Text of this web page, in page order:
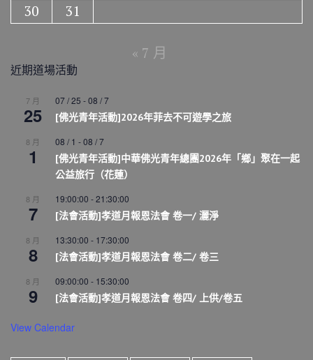
30
31
« 7 月
近期道場活動
7 月
25
07 / 25 -08 / 7
[佛光青年活動]2026年菲去不可遊學之旅
8 月
1
08 / 1 -08 / 7
[佛光青年活動]中華佛光青年總團2026年「鄉」聚在一起
公益旅行（花蓮）
8 月
7
19:00:00 -21:30:00
[法會活動]孝道月報恩法會 卷一/ 灑淨
8 月
8
13:30:00 - 17:30:00
[法會活動]孝道月報恩法會 卷二/ 卷三
8 月
9
09:00:00 - 15:30:00
[法會活動]孝道月報恩法會 卷四/ 上供/卷五
View Calendar